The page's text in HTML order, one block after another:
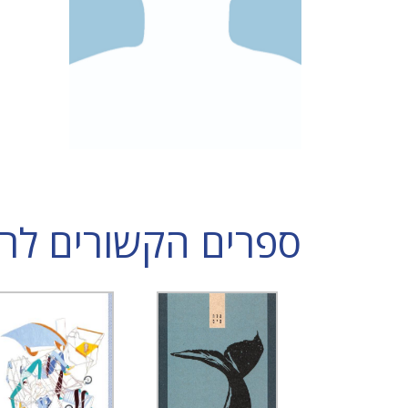
ספרים הקשורים